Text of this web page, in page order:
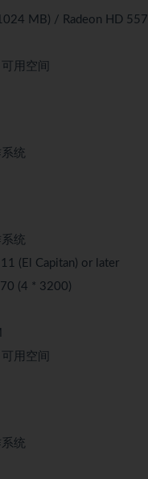
MB) / Radeon HD
用空间
统
统
(El Capitan) or later
(4 * 3200)
用空间
统